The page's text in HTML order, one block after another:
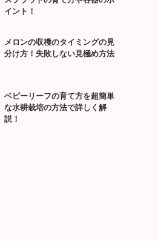
イント！
メロンの収穫のタイミングの見
分け方！失敗しない見極め方法
ベビーリーフの育て方を超簡単
な水耕栽培の方法で詳しく解
説！